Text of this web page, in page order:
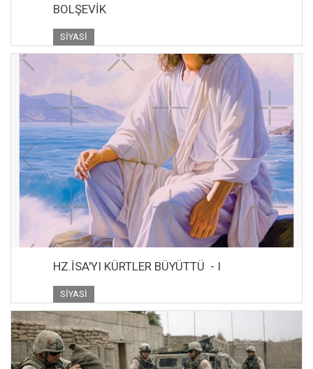
BOLŞEVİK
SIYASI
HZ.İSA'YI KÜRTLER BÜYÜTTÜ - I
SIYASI